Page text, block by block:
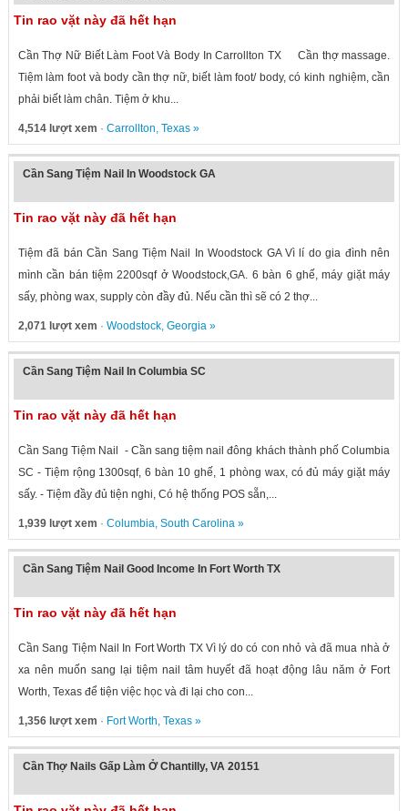
Tin rao vặt này đã hết hạn
Cần Thợ Nữ Biết Làm Foot Và Body In Carrollton TX Cần thợ massage.
Tiệm làm foot và body cần thợ nữ, biết làm foot/ body, có kinh nghiệm, cần
phải biết làm chân. Tiệm ở khu...
4,514 lượt xem · Carrollton, Texas»
Cần Sang Tiệm Nail In Woodstock GA
Tin rao vặt này đã hết hạn
Tiệm đã bán Cần Sang Tiệm Nail In Woodstock GA Vì lí do gia đình nên
mình cần bán tiệm 2200sqf ở Woodstock,GA. 6 bàn 6 ghế, máy giặt máy
sấy, phòng wax, supply còn đầy đủ. Nếu cần thì sẽ có 2 thợ...
2,071 lượt xem · Woodstock, Georgia»
Cần Sang Tiệm Nail In Columbia SC
Tin rao vặt này đã hết hạn
Cần Sang Tiệm Nail - Cần sang tiệm nail đông khách thành phố Columbia
SC - Tiệm rộng 1300sqf, 6 bàn 10 ghế, 1 phòng wax, có đủ máy giặt máy
sấy. - Tiệm đầy đủ tiện nghi, Có hệ thống POS sẵn,...
1,939 lượt xem · Columbia, South Carolina»
Cần Sang Tiệm Nail Good Income In Fort Worth TX
Tin rao vặt này đã hết hạn
Cần Sang Tiệm Nail In Fort Worth TX Vì lý do có con nhỏ và đã mua nhà ở
xa nên muốn sang lại tiệm nail tâm huyết đã hoạt động lâu năm ở Fort
Worth, Texas để tiện việc học và đi lại cho con...
1,356 lượt xem · Fort Worth, Texas»
Cần Thợ Nails Gấp Làm Ở Chantilly, VA 20151